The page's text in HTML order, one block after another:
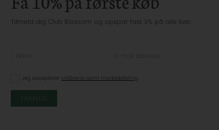
Tilmeld dig Club Blossom og opspar fast 3% på alle køb
Jeg accepterervilkårene samt markedsføring